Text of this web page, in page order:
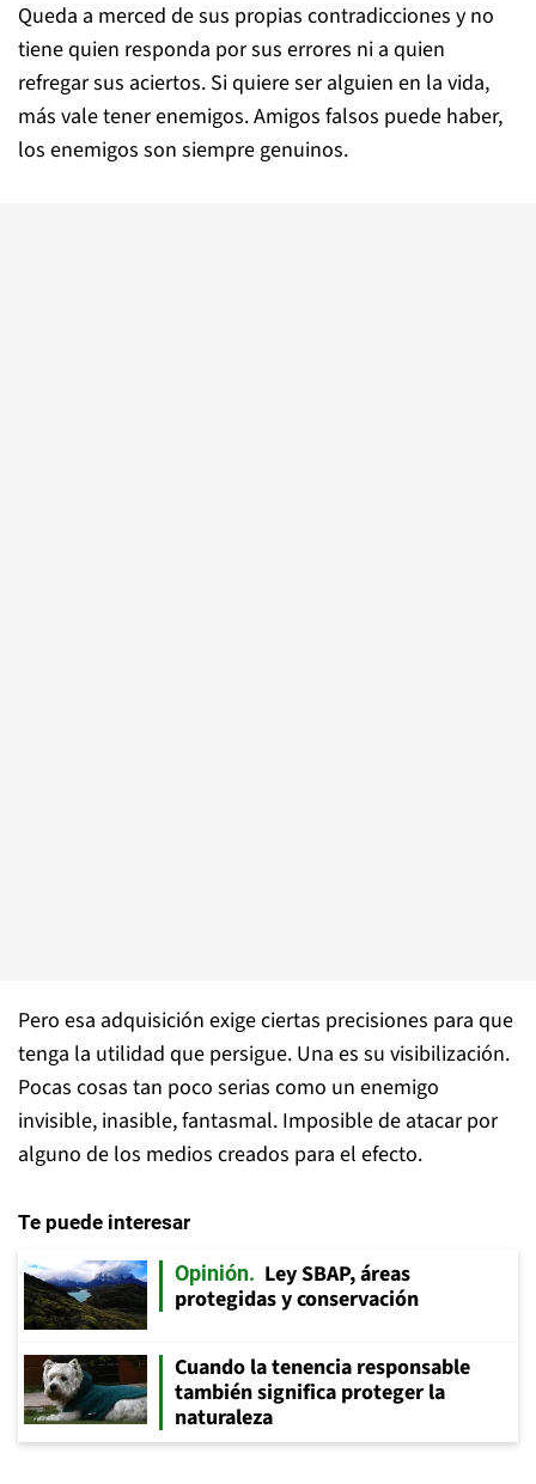
Queda a merced de sus propias contradicciones y no
tiene quien responda por sus errores ni a quien
refregar sus aciertos. Si quiere ser alguien en la vida,
más vale tener enemigos. Amigos falsos puede haber,
los enemigos son siempre genuinos.
Pero esa adquisición exige ciertas precisiones para que
tenga la utilidad que persigue. Una es su visibilización.
Pocas cosas tan poco serias como un enemigo
invisible, inasible, fantasmal. Imposible de atacar por
alguno de los medios creados para el efecto.
Te puede interesar
Opinión
Ley SBAP, áreas
protegidas y conservación
Cuando la tenencia responsable
también significa proteger la
naturaleza